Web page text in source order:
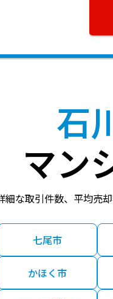
石
マン
細な取引件数、平均売
七尾市
かほく市